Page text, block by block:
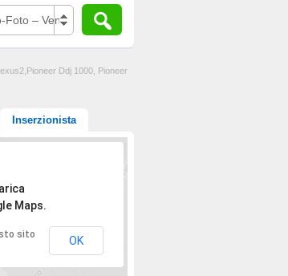
– Vendo
Ddj 1000, Pioneer
Inserzionista
è stato trovato.
Maps.
sito
OK